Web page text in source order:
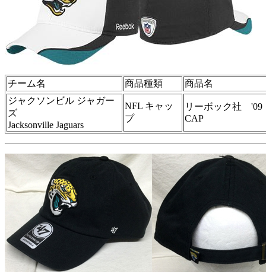
チーム名 商品種類
商品名
ジャクソンビル ジャガー
ズ
Jacksonville Jaguars
NFL キャッ
プ
リーボック社
CAP